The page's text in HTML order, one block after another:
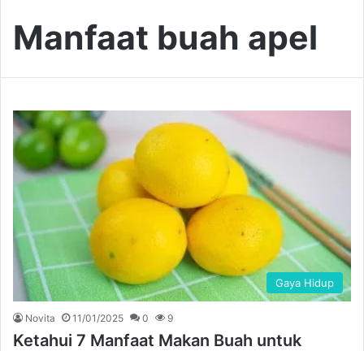
Manfaat buah apel
Gaya Hidup
Novita 11/01/2025 0 9
Ketahui 7 Manfaat Makan Buah untuk